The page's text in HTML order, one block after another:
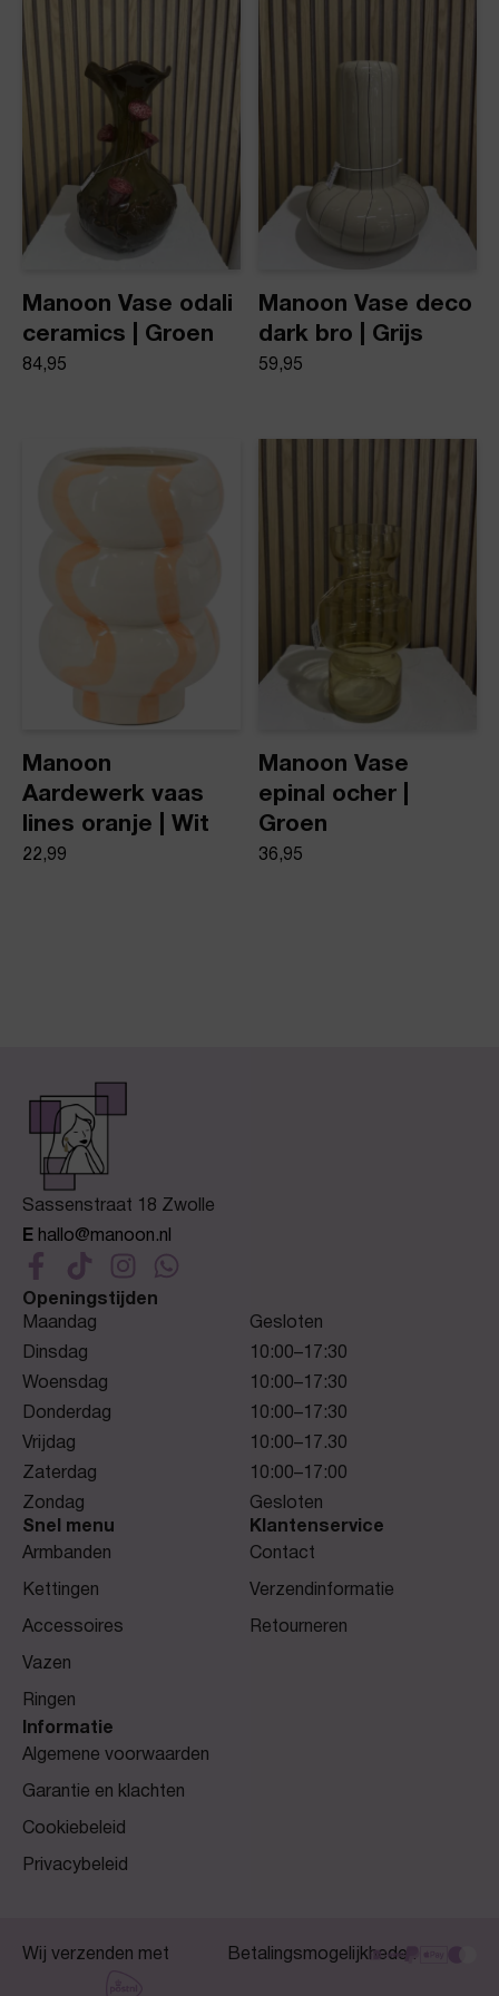
Vazen
Manoon Vase odali
ceramics | Groen
84,95
Manoon Vase deco
dark bro | Grijs
59,95
Manoon
Aardewerk vaas
lines oranje | Wit
22,99
Manoon Vase
epinal ocher |
Groen
36,95
Sassenstraat 18 Zwolle
E hallo@manoon.nl
Openingstijden
Maandag
Gesloten
Dinsdag
10:00–17:30
Woensdag
10:00–17:30
Donderdag
10:00–17:30
Vrijdag
10:00–17.30
Zaterdag
10:00–17:00
Zondag
Gesloten
Snel menu
Armbanden
Kettingen
Accessoires
Vazen
Ringen
Klantenservice
Contact
Verzendinformatie
Retourneren
Informatie
Algemene voorwaarden
Garantie en klachten
Cookiebeleid
Privacybeleid
Wij verzenden met Betalingsmogelijkheden